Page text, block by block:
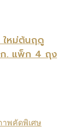
ใหม่ต้นฤดู
. แพ็ก 4 ถุง